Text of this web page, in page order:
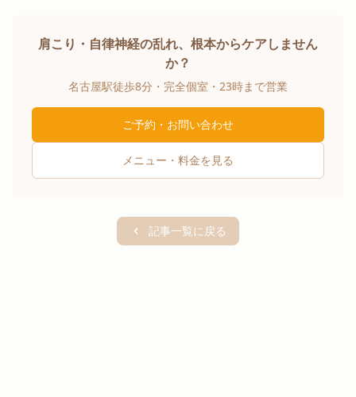
肩こり・自律神経の乱れ、根本からケアしません
か？
名古屋駅徒歩8分・完全個室・23時まで営業
ご予約・お問い合わせ
メニュー・料金を見る
記事一覧に戻る